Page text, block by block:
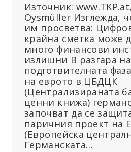
Източник:
Oysmüller Изглежда,
им просветва:
крайна сметка може
много финансови
излишни В разгара на
подготвителната
на еврото в ЦБДЦК
(Централизираната
ценни книжа)
започват да се
паричния проект на
(Европейска
Германската…